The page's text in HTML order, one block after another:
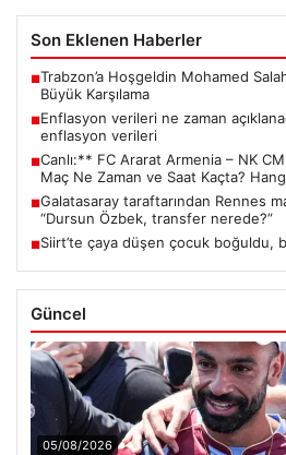
Son Eklenen Haberler
■Trabzon’a Hoşgeldin Mohamed
Büyük Karşılama
■Enflasyon verileri ne zaman
enflasyon verileri
■Canlı:** FC Ararat Armenia – NK
Maç Ne Zaman ve Saat Kaçta?
■Galatasaray taraftarından Rennes
“Dursun Özbek, transfer nerede?”
■Siirt’te çaya düşen çocuk boğuldu,
Güncel
05/08/2026